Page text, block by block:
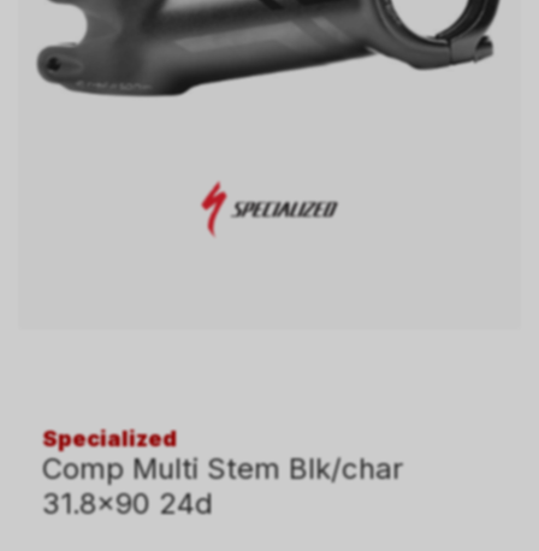
Specialized
Comp Multi Stem Blk/char
31.8x90 24d